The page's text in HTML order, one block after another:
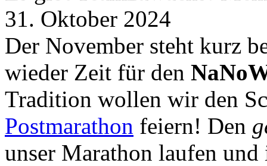
31. Oktober 2024
Der November steht kurz
wieder Zeit für den
Tradition wollen wir den
Postmarathon feiern! Den
unser Marathon laufen